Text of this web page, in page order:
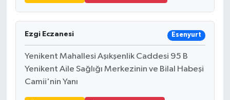
Ezgi Eczanesi Esenyurt
Yenikent Mahallesi Aşıkşenlik Caddesi 95 B
Yenikent Aile Sağlığı Merkezinin ve Bilal Habeşi
Camii'nin Yanı